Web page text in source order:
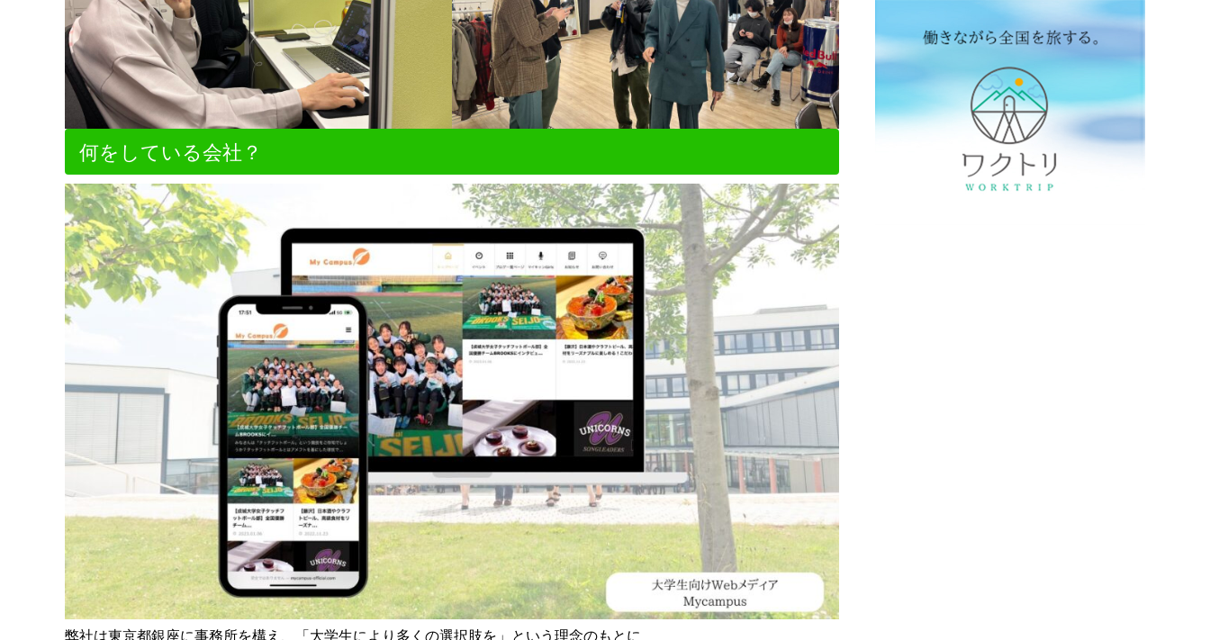
何をしている会社？
弊社は東京都銀座に事務所を構え、「大学生により多くの選択肢を」という理念のもとに